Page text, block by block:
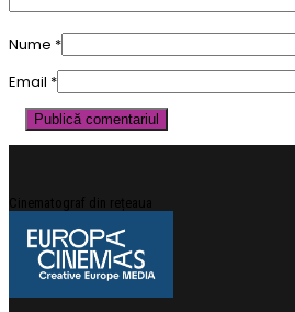
Nume *
Email *
Cinematograf din rețeaua